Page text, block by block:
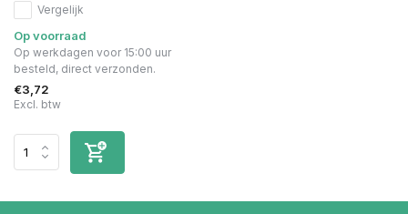
Vergelijk
Op voorraad
Op werkdagen voor 15:00 uur
besteld, direct verzonden.
€3,72
Excl. btw